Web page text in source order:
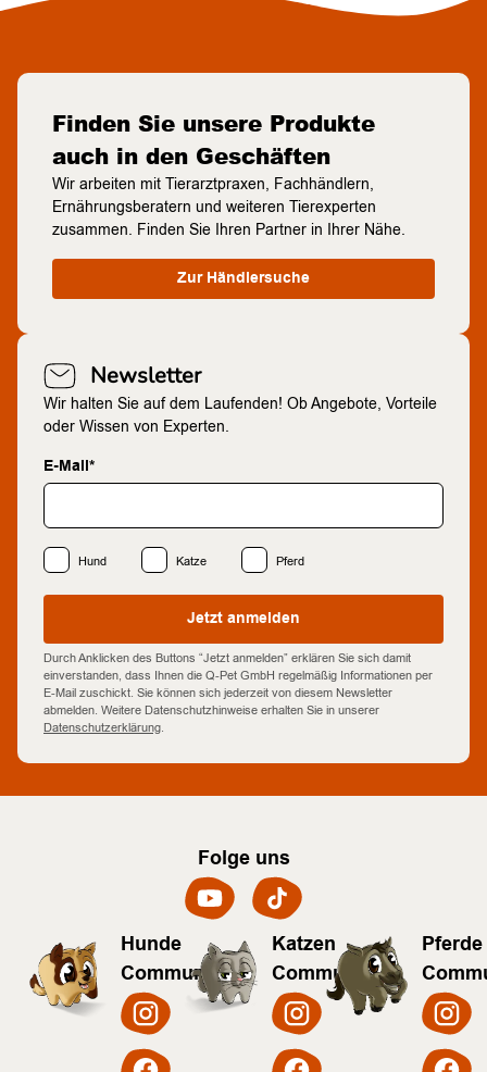
Finden Sie unsere Produkte
auch in den Geschäften
Wir arbeiten mit Tierarztpraxen, Fachhändlern,
Ernährungsberatern und weiteren Tierexperten
zusammen. Finden Sie Ihren Partner in Ihrer Nähe.
Zur Händlersuche
Newsletter
Wir halten Sie auf dem Laufenden! Ob Angebote, Vorteile
oder Wissen von Experten.
E-Mail*
Hund Katze Pferd
Jetzt anmelden
Durch Anklicken des Buttons “Jetzt anmelden” erklären Sie sich damit
einverstanden, dass Ihnen die Q-Pet GmbH regelmäßig Informationen per
E-Mail zuschickt. Sie können sich jederzeit von diesem Newsletter
abmelden. Weitere Datenschutzhinweise erhalten Sie in unserer
Datenschutzerklärung.
Folge uns
Hunde
Community
Katzen
Community
Pferde